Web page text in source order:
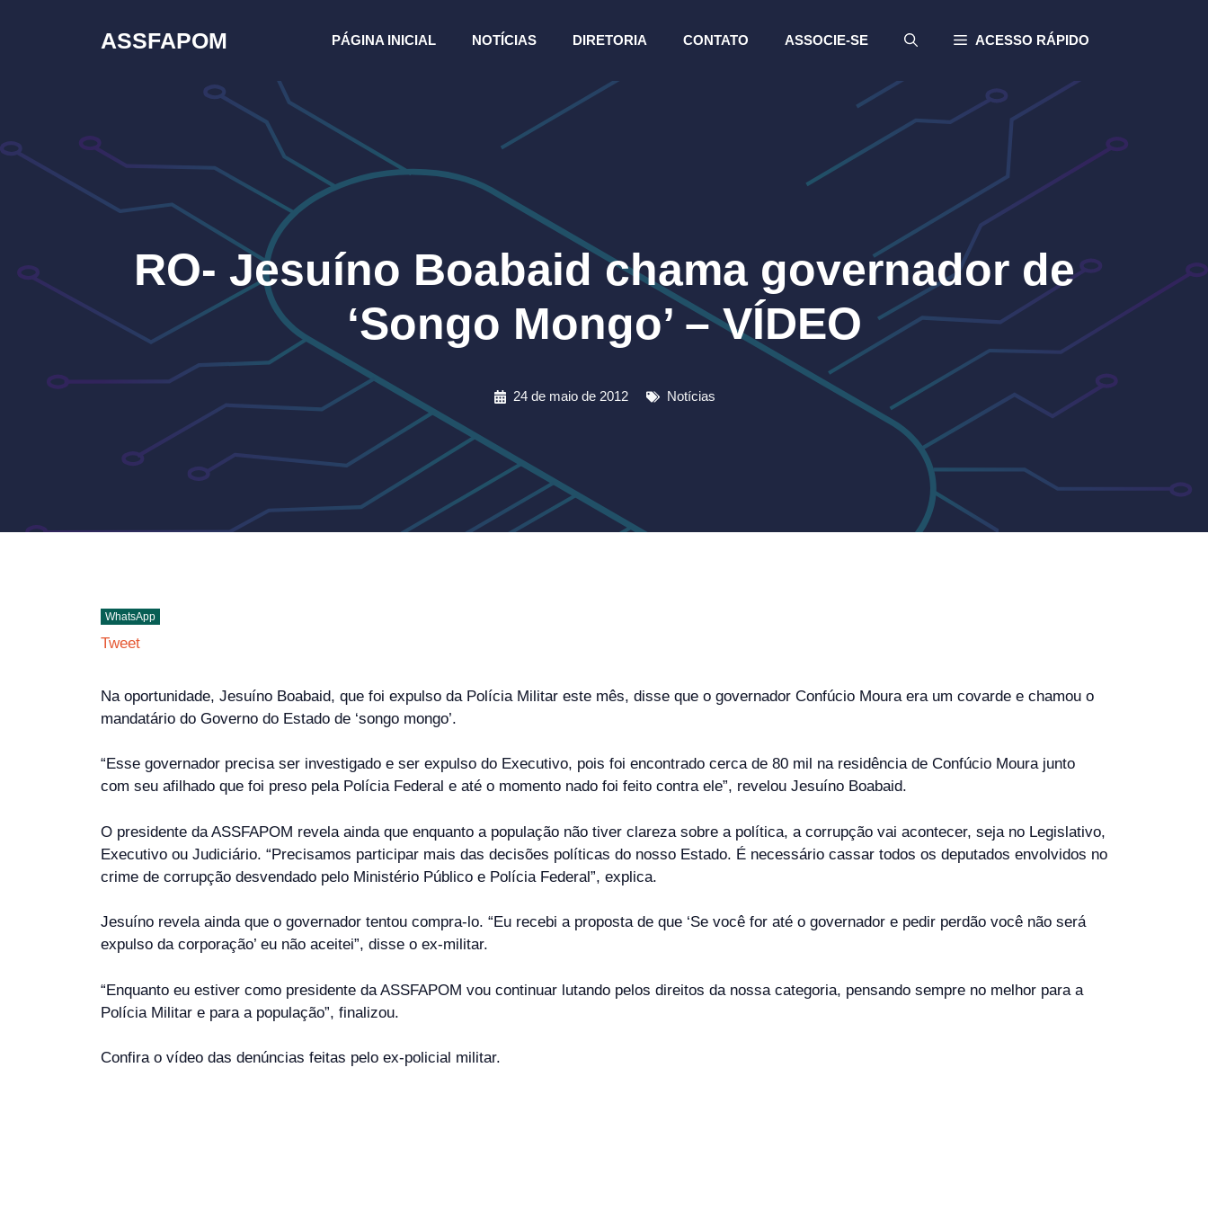
ASSFAPOM PÁGINA INICIAL NOTÍCIAS DIRETORIA CONTATO ASSOCIE-SE ACESSO RÁPIDO
RO- Jesuíno Boabaid chama governador de
‘Songo Mongo’ – VÍDEO
24 de maio de 2012 Notícias
WhatsApp
Tweet
Na oportunidade, Jesuíno Boabaid, que foi expulso da Polícia Militar este mês, disse que o governador Confúcio Moura era um covarde e chamou o
mandatário do Governo do Estado de ‘songo mongo’.
“Esse governador precisa ser investigado e ser expulso do Executivo, pois foi encontrado cerca de 80 mil na residência de Confúcio Moura junto
com seu afilhado que foi preso pela Polícia Federal e até o momento nado foi feito contra ele”, revelou Jesuíno Boabaid.
O presidente da ASSFAPOM revela ainda que enquanto a população não tiver clareza sobre a política, a corrupção vai acontecer, seja no Legislativo,
Executivo ou Judiciário. “Precisamos participar mais das decisões políticas do nosso Estado. É necessário cassar todos os deputados envolvidos no
crime de corrupção desvendado pelo Ministério Público e Polícia Federal”, explica.
Jesuíno revela ainda que o governador tentou compra-lo. “Eu recebi a proposta de que ‘Se você for até o governador e pedir perdão você não será
expulso da corporação’ eu não aceitei”, disse o ex-militar.
“Enquanto eu estiver como presidente da ASSFAPOM vou continuar lutando pelos direitos da nossa categoria, pensando sempre no melhor para a
Polícia Militar e para a população”, finalizou.
Confira o vídeo das denúncias feitas pelo ex-policial militar.